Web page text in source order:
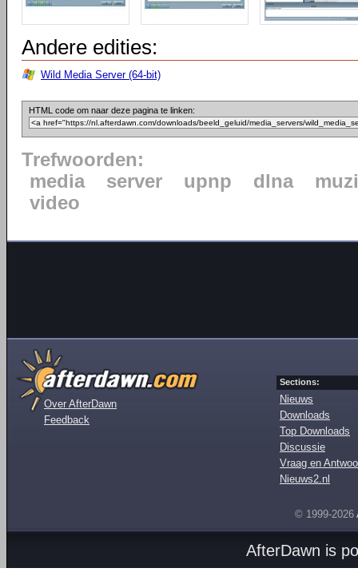
Andere edities:
Wild Media Server (64-bit)
HTML code om naar deze pagina te linken:
Trefwoorden:
media
server upnp dlna
video
Over AfterDawn
Feedback
Sections:
Nieuws
Downloads
Top Downloads
Discussie
Vraag en
Nieuws2.nl
© 1999-2026
AfterDawn is